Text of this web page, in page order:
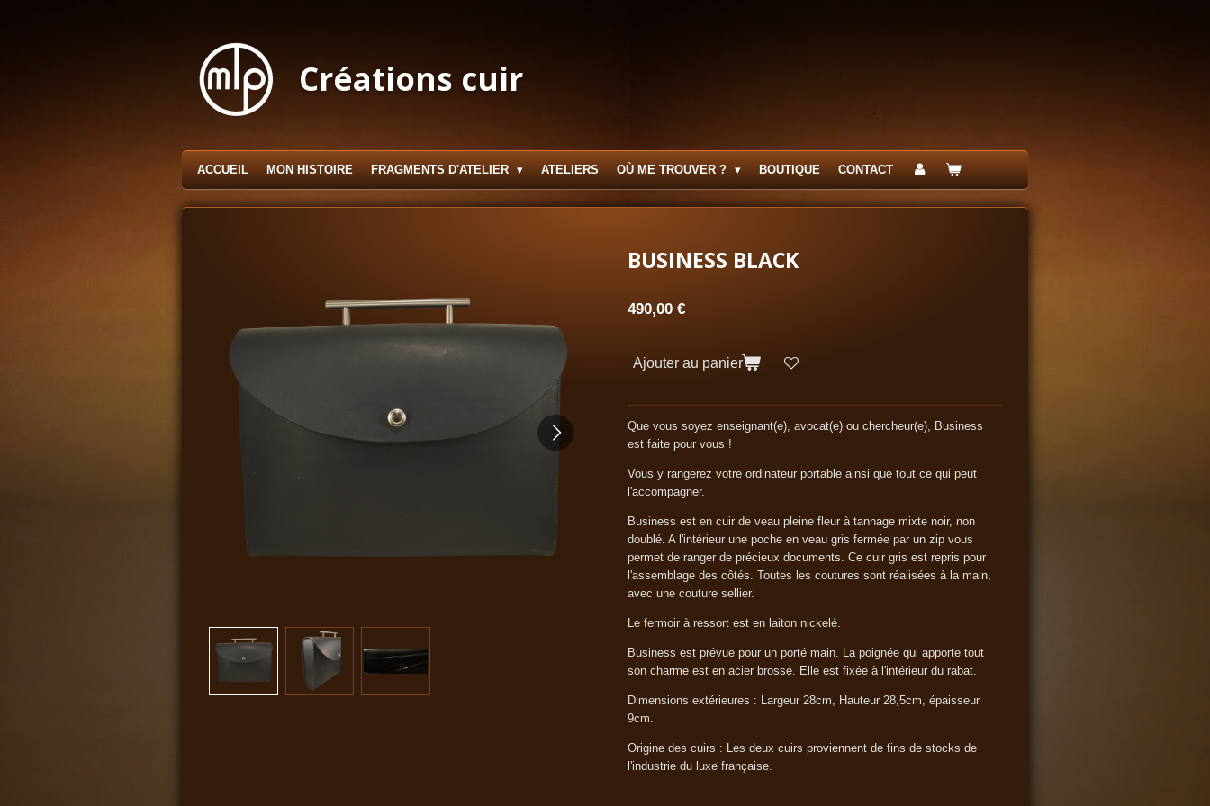
Créations cuir
ACCUEIL MON HISTOIRE FRAGMENTS D'ATELIER ATELIERS OÙ ME TROUVER ? BOUTIQUE CONTACT
BUSINESS BLACK
490,00 €
Ajouter au panier
Que vous soyez enseignant(e), avocat(e) ou chercheur(e), Business
est faite pour vous !
Vous y rangerez votre ordinateur portable ainsi que tout ce qui peut
l'accompagner.
Business est en cuir de veau pleine fleur à tannage mixte noir, non
doublé. A l'intérieur une poche en veau gris fermée par un zip vous
permet de ranger de précieux documents. Ce cuir gris est repris pour
l'assemblage des côtés. Toutes les coutures sont réalisées à la main,
avec une couture sellier.
Le fermoir à ressort est en laiton nickelé.
Business est prévue pour un porté main. La poignée qui apporte tout
son charme est en acier brossé. Elle est fixée à l'intérieur du rabat.
Dimensions extérieures : Largeur 28cm, Hauteur 28,5cm, épaisseur
9cm.
Origine des cuirs : Les deux cuirs proviennent de fins de stocks de
l'industrie du luxe française.